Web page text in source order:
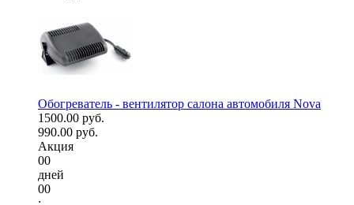
Обогреватель - вентилятор салона автомобиля Nova
1500.00 руб.
990.00 руб.
Акция
00
дней
00